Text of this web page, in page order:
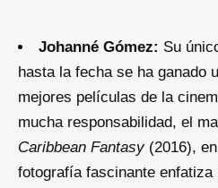
Johanné Gómez: Su
hasta la fecha se ha ganado
mejores películas de la
mucha responsabilidad, el
Caribbean Fantasy(2016),
fotografía fascinante